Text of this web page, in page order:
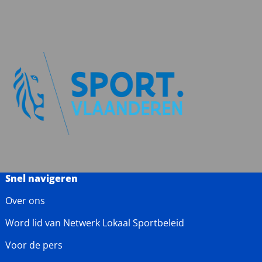
Snel navigeren
Over ons
Word lid van Netwerk Lokaal Sportbeleid
Voor de pers